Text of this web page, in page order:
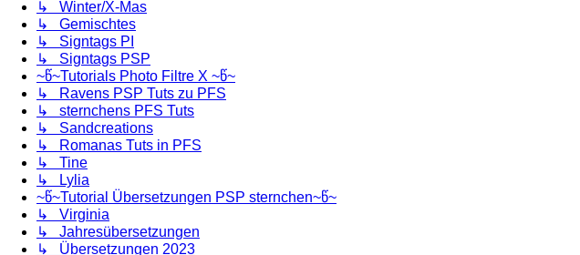
↳ Winter/X-Mas
↳ Gemischtes
↳ Signtags PI
↳ Signtags PSP
~წ~Tutorials Photo Filtre X ~წ~
↳ Ravens PSP Tuts zu PFS
↳ sternchens PFS Tuts
↳ Sandcreations
↳ Romanas Tuts in PFS
↳ Tine
↳ Lylia
~წ~Tutorial Übersetzungen PSP sternchen~წ~
↳ Virginia
↳ Jahresübersetzungen
↳ Übersetzungen 2023